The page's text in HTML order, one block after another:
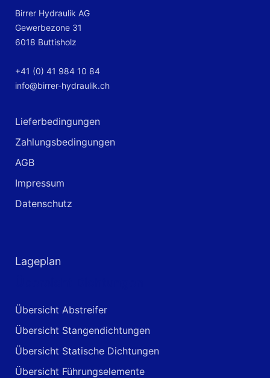
Birrer Hydraulik AG
Gewerbezone 31
6018 Buttisholz
+41 (0) 41 984 10 84
info@birrer-hydraulik.ch
Lieferbedingungen
Zahlungsbedingungen
AGB
Impressum
Datenschutz
Lageplan
Übersicht Abstreifer
Übersicht Stangendichtungen
Übersicht Statische Dichtungen
Übersicht Führungselemente